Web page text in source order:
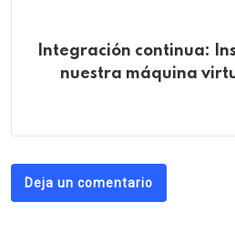
Integración continua:
nuestra máquina
Deja un comentario